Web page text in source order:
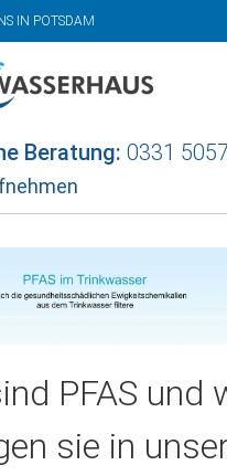
IN POTSDAM
Beratung: 0331
PFAS und
sie in